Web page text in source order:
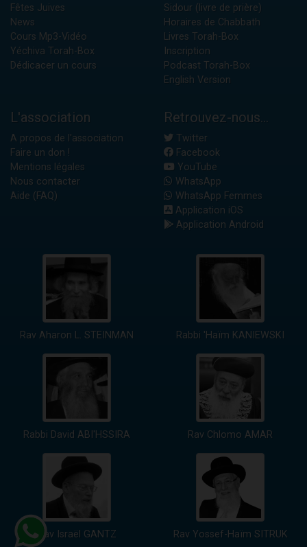
Fêtes Juives
News
Cours Mp3-Vidéo
Yéchiva Torah-Box
Dédicacer un cours
Sidour (livre de prière)
Horaires de Chabbath
Livres Torah-Box
Inscription
Podcast Torah-Box
English Version
L'association
A propos de l'association
Faire un don !
Mentions légales
Nous contacter
Aide (FAQ)
Retrouvez-nous...
Twitter
Facebook
YouTube
WhatsApp
WhatsApp Femmes
Application iOS
Application Android
Rav Aharon L. STEINMAN Rabbi 'Haïm KANIEWSKI
Rabbi David ABI'HSSIRA Rav Chlomo AMAR
Rav Israël GANTZ Rav Yossef-Haïm SITRUK